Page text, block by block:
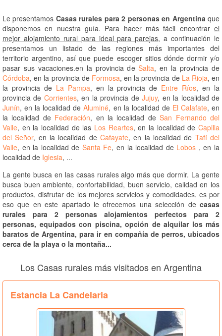
Le presentamos Casas rurales para 2 personas en Argentina que
disponemos en nuestra guía. Para hacer más fácil encontrar el
mejor alojamiento rural para ideal para parejas, a continuación le
presentamos un listado de las regiones más importantes del
territorio argentino, así que puede escoger sitios dónde dormir y/o
pasar sus vacaciones.en la provincia deSalta, en la provincia de
Córdoba, en la provincia de Formosa, en la provincia de La Rioja, en
la provincia de La Pampa, en la provincia de Entre Ríos, en la
provincia de Corrientes, en la provincia deJujuy, en la localidad de
Junín, en la localidad deAluminé, en la localidad de El Calafate, en
la localidad de Federación, en la localidad deSan Fernando del
Valle, en la localidad de las Los Reartes, en la localidad deCapilla
del Señor, en la localidad deCafayate, en la localidad de Tafí del
Valle, en la localidad de Santa Fe, en la localidad de Lobos , en la
localidad de Iglesia, ...
La gente busca en las casas rurales algo más que dormir. La gente
busca buen ambiente, confortabilidad, buen servicio, calidad en los
productos, disfrutar de los mejores servicios y comodidades, es por
eso que en este apartado le ofrecemos una selección de casas
rurales para 2 personas alojamientos perfectos para 2
personas, equipados con piscina, opción de alquilar los más
baratos de Argentina, para ir en compañía de perros, ubicados
cerca de la playa o la montaña...
Los Casas rurales más visitados en Argentina
Estancia La Candelaria